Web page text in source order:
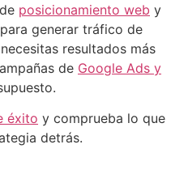
posicionamiento web y
generar tráfico de
resultados más
de Google Ads y
éxito y comprueba lo que
detrás.